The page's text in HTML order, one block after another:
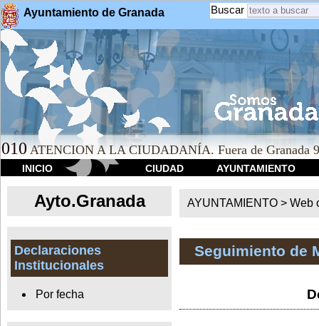
Ayuntamiento de Granada Buscar
010 ATENCION A LA CIUDADANÍA. Fuera de Granada
INICIO CIUDAD AYUNTAMIENTO
Ayto.Granada
Declaraciones
Institucionales
Por fecha
AYUNTAMIENTO > Web
Seguimiento de